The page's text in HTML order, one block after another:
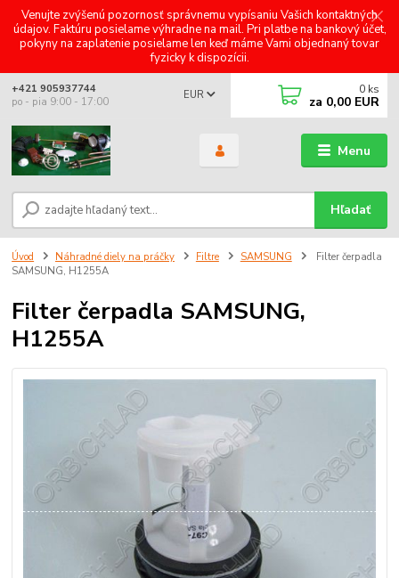
Venujte zvýšenú pozornosť správnemu vypísaniu Vašich kontaktných
údajov. Faktúru posielame výhradne na mail. Pri platbe na bankový účet,
pokyny na zaplatenie posielame len keď máme Vami objednaný tovar
fyzicky k dispozícii.
Menu
EUR
Hľadať
+421 905937744
po - pia 9:00 - 17:00
0 ks
za 0,00 EUR
Úvod Náhradné diely na práčky Filtre SAMSUNG
Filter čerpadla
SAMSUNG, H1255A
Filter čerpadla SAMSUNG,
H1255A